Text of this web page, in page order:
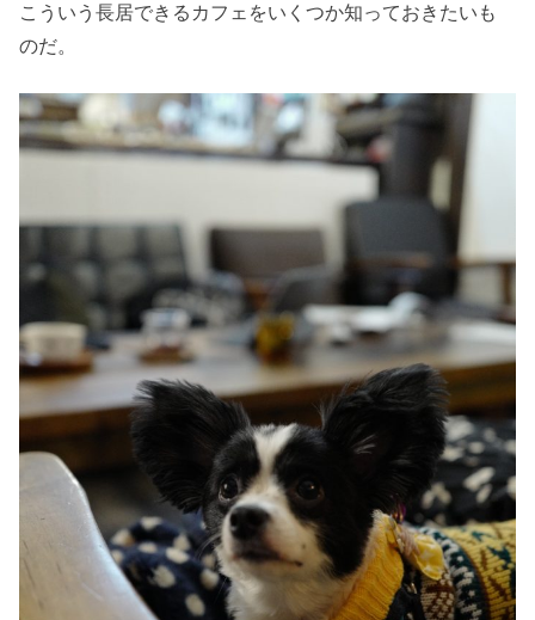
こういう長居できるカフェをいくつか知っておきたいも
のだ。